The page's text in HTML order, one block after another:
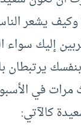
وكيف يشعر
إليك سواء
مرات في
كالآتي: